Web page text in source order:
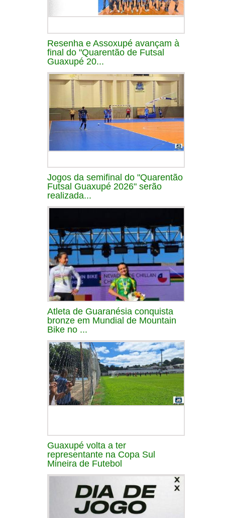
Resenha e Assoxupé avançam à
final do "Quarentão de Futsal
Guaxupé 20...
Jogos da semifinal do "Quarentão
Futsal Guaxupé 2026" serão
realizada...
Atleta de Guaranésia conquista
bronze em Mundial de Mountain
Bike no ...
Guaxupé volta a ter
representante na Copa Sul
Mineira de Futebol